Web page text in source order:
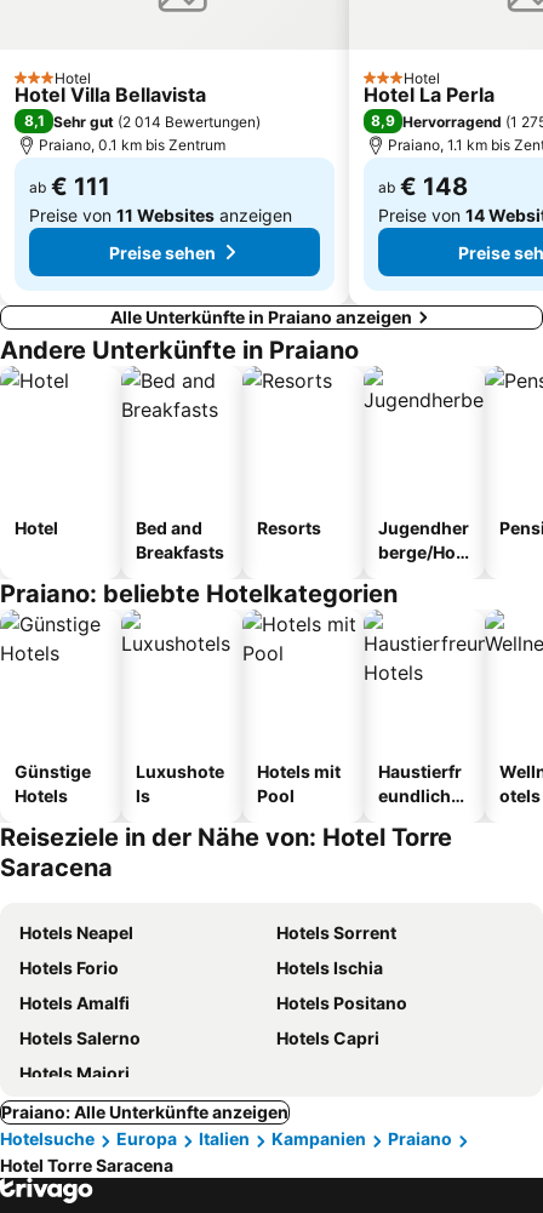
Centro storico
Salerno Harbour
3 Sterne
Hotel
Hotel Villa Bellavista
8,1 Sehr gut (2 014 Bewertungen)
Praiano, 0.1 km bis Zentrum
ab € 111
Preise von 11 Websites anzeigen
Preise sehen
3 Sterne
Hotel
Hotel La Perla
8,9 Hervorragend (1
Praiano, 1.1 km bis
ab € 148
Preise von 14
Preise
Alle Unterkünfte in Praiano anzeigen
Andere Unterkünfte in Praiano
Hotel
Bed and
Breakfasts
Resorts
Jugendher
berge/Hos
Praiano: beliebte Hotelkategorien
Günstige
Hotels
Luxushote
ls
Hotels mit
Pool
Haustierfr
eundliche
otels
Reiseziele in der Nähe von: Hotel Torre
Saracena
Hotels Neapel
Hotels Sorrent
Hotels Forio
Hotels Ischia
Hotels Amalfi
Hotels Positano
Hotels Salerno
Hotels Capri
Hotels Maiori
Praiano: Alle Unterkünfte anzeigen
Hotelsuche
Europa Italien Kampanien
Praiano
Hotel Torre Saracena